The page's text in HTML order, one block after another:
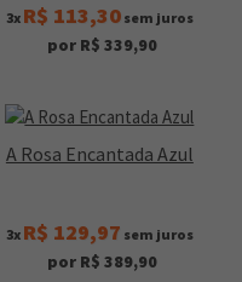
3x R$ 113,30sem juros
por R$ 339,90
A Rosa Encantada Azul
3x R$ 129,97 sem juros
por R$ 389,90